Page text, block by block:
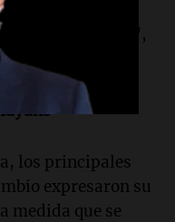
que pararlo ya!",
los principales
expresaron su
medida que se